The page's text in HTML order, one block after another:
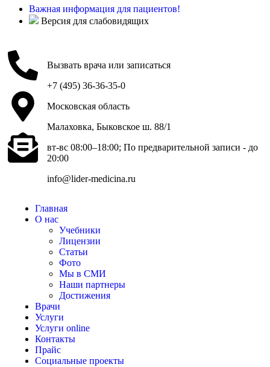
Важная информация для пациентов!
Версия для слабовидящих
Вызвать врача или записаться
+7 (495) 36-36-35-0
Московская область
Малаховка, Быковское ш. 88/1
вт-вс 08:00–18:00; По предварительной записи - до
20:00
info@lider-medicina.ru
Главная
О нас
Учебники
Лицензии
Статьи
Фото
Мы в СМИ
Наши партнеры
Достижения
Врачи
Услуги
Услуги online
Контакты
Прайс
Социальные проекты